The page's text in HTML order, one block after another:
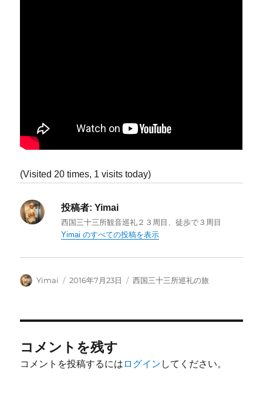
(Visited 20 times, 1 visits today)
投稿者: Yimai
西国三十三所観音巡礼２３周目、徒歩で３周目
Yimai のすべての投稿を表示
投
Yimai
投
2016年7月23日
カ
西国三十三所巡礼の旅
コメントを残す
コメントを投稿するには ログイン してください。